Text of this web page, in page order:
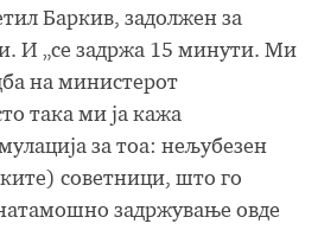
Баркив, задолжен за
И „се задржа 15 минути. Ми
на министерот
така ми ја кажа
за тоа: нељубезен
советници, што го
задржување овде